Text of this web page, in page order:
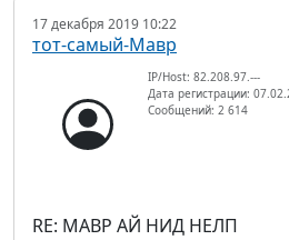
17 декабря 2019 10:22
тот-самый-Мавр
IP/Host: 82.208.97.---
Дата регистрации:
Сообщений: 2 614
RE: МАВР АЙ НИД НЕЛП